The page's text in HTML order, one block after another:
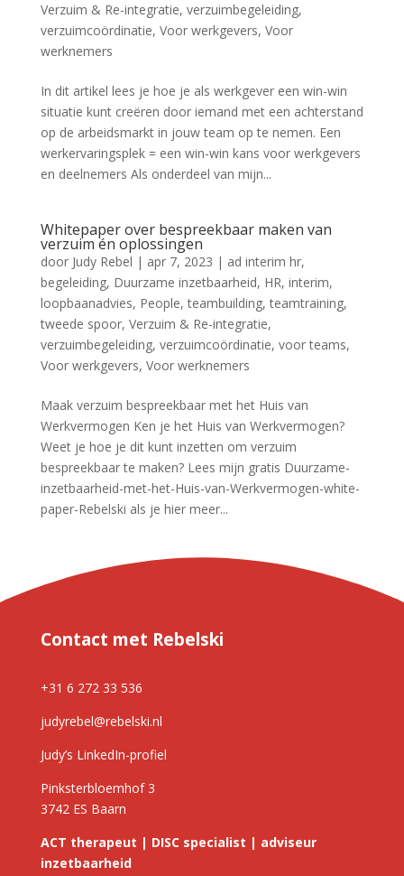
Verzuim & Re-integratie, verzuimbegeleiding,
verzuimcoördinatie, Voor werkgevers, Voor
werknemers
In dit artikel lees je hoe je als werkgever een win-win
situatie kunt creëren door iemand met een achterstand
op de arbeidsmarkt in jouw team op te nemen. Een
werkervaringsplek = een win-win kans voor werkgevers
en deelnemers Als onderdeel van mijn...
Whitepaper over bespreekbaar maken van
verzuim én oplossingen
door Judy Rebel | apr 7, 2023 | ad interim hr,
begeleiding, Duurzame inzetbaarheid, HR, interim,
loopbaanadvies, People,teambuilding,teamtraining,
tweede spoor, Verzuim & Re-integratie,
verzuimbegeleiding, verzuimcoördinatie, voor teams,
Voor werkgevers, Voor werknemers
Maak verzuim bespreekbaar met het Huis van
Werkvermogen Ken je het Huis van Werkvermogen?
Weet je hoe je dit kunt inzetten om verzuim
bespreekbaar te maken? Lees mijn gratis Duurzame-
inzetbaarheid-met-het-Huis-van-Werkvermogen-white-
paper-Rebelski als je hier meer...
Contact met Rebelski
+31 6 272 33 536
judyrebel@rebelski.nl
Judy’s LinkedIn-profiel
Pinksterbloemhof 3
3742 ES Baarn
ACT therapeut | DISC specialist | adviseur
inzetbaarheid